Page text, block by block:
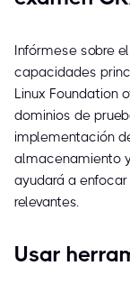
Infórmese sobre
capacidades
Linux Foundation
dominios de
implementación
almacenamiento
ayudará a
relevantes.
Usar